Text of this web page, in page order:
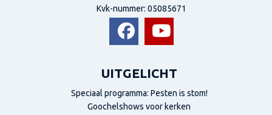
Kvk-nummer: 05085671
UITGELICHT
Speciaal programma: Pesten is stom!
Goochelshows voor kerken